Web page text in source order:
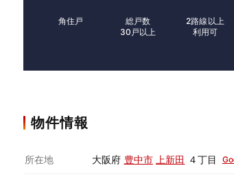
角住戸
総戸数
30戸以上
2路線以上
利用可
物件情報
所在地 大阪府 豊中市 上新田 ４丁目